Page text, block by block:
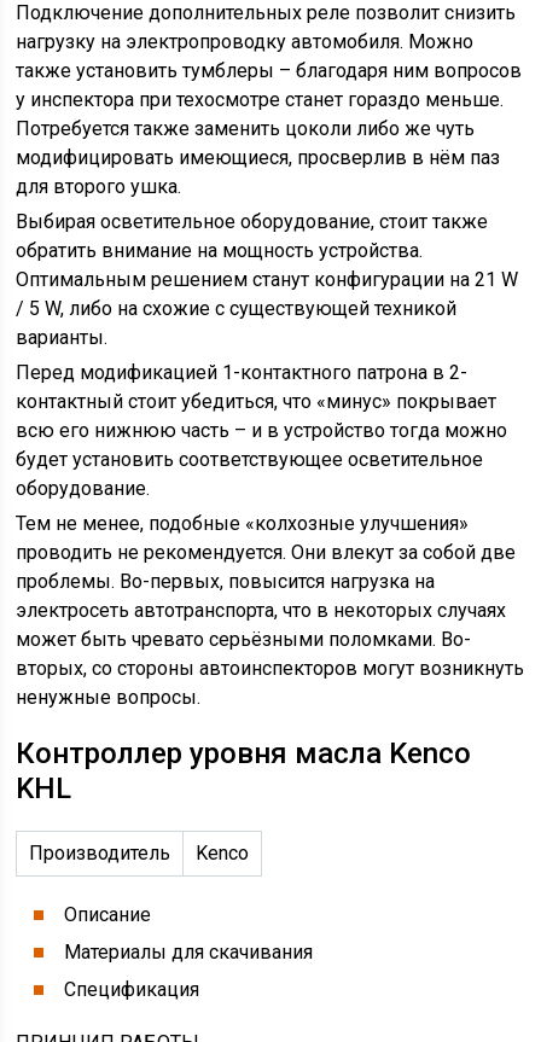
Подключение дополнительных реле позволит снизить
нагрузку на электропроводку автомобиля. Можно
также установить тумблеры – благодаря ним вопросов
у инспектора при техосмотре станет гораздо меньше.
Потребуется также заменить цоколи либо же чуть
модифицировать имеющиеся, просверлив в нём паз
для второго ушка.
Выбирая осветительное оборудование, стоит также
обратить внимание на мощность устройства.
Оптимальным решением станут конфигурации на 21 W
/ 5 W, либо на схожие с существующей техникой
варианты.
Перед модификацией 1-контактного патрона в 2-
контактный стоит убедиться, что «минус» покрывает
всю его нижнюю часть – и в устройство тогда можно
будет установить соответствующее осветительное
оборудование.
Тем не менее, подобные «колхозные улучшения»
проводить не рекомендуется. Они влекут за собой две
проблемы. Во-первых, повысится нагрузка на
электросеть автотранспорта, что в некоторых случаях
может быть чревато серьёзными поломками. Во-
вторых, со стороны автоинспекторов могут возникнуть
ненужные вопросы.
Контроллер уровня масла Kenco
KHL
Производитель Kenco
Описание
Материалы для скачивания
Спецификация